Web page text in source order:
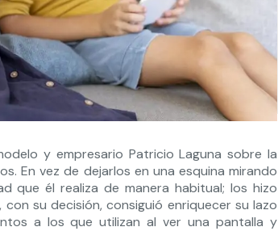
y empresario Patricio Laguna sobre la
En vez de dejarlos en una esquina mirando
que él realiza de manera habitual; los hizo
su decisión, consiguió enriquecer su lazo
a los que utilizan al ver una pantalla y